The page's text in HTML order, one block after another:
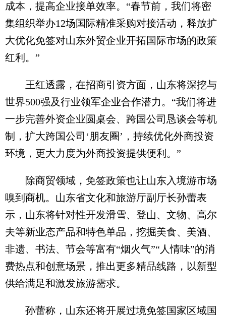
成本，提高企业接单效率。“春节前，我们将密
集组织举办12场国际精准采购对接活动，释放扩
大优化免签对山东外贸企业开拓国际市场的政策
红利。”
王红透露，在招商引资方面，山东将深挖与
世界500强及行业领军企业合作潜力。“我们将进
一步完善外资企业圆桌会、跨国公司恳谈会等机
制，扩大跨国公司‘朋友圈’，持续优化外商投资
环境，更大力度为外商投资提供便利。”
除商贸领域，免签政策也让山东入境游市场
嗅到商机。山东省文化和旅游厅副厅长孙蕾表
示，山东将针对性开发滑雪、登山、文物、高尔
夫等新业态产品和特色单品，挖掘美食、美酒、
非遗、书法、节会等富有“烟火气”“人情味”的消
费热点和创意场景，推出更多精品线路，以新型
供给满足和激发旅游需求。
孙蕾称，山东还将开展过境免签国家区域国